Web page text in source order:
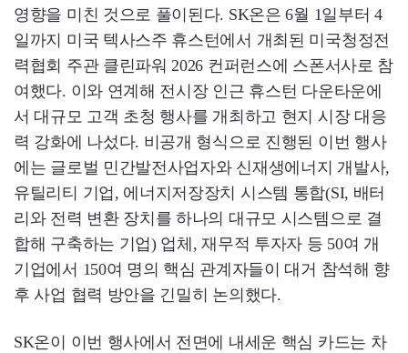
영향을 미친 것으로 풀이된다. SK온은 6월 1일부터 4
일까지 미국 텍사스주 휴스턴에서 개최된 미국청정전
력협회 주관 클린파워 2026 컨퍼런스에 스폰서사로 참
여했다. 이와 연계해 전시장 인근 휴스턴 다운타운에
서 대규모 고객 초청 행사를 개최하고 현지 시장 대응
력 강화에 나섰다. 비공개 형식으로 진행된 이번 행사
에는 글로벌 민간발전사업자와 신재생에너지 개발사,
유틸리티 기업, 에너지저장장치 시스템 통합(SI, 배터
리와 전력 변환 장치를 하나의 대규모 시스템으로 결
합해 구축하는 기업) 업체, 재무적 투자자 등 50여 개
기업에서 150여 명의 핵심 관계자들이 대거 참석해 향
후 사업 협력 방안을 긴밀히 논의했다.
SK온이 이번 행사에서 전면에 내세운 핵심 카드는 차